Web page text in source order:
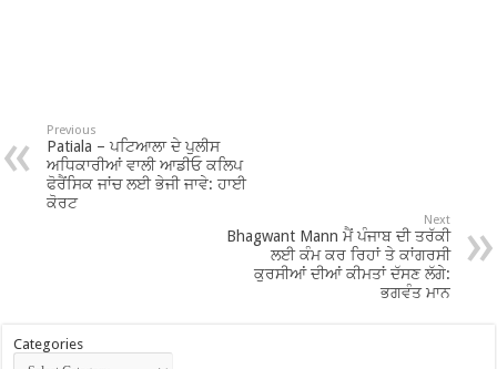
Previous
Patiala – ਪਟਿਆਲਾ ਦੇ ਪੁਲੀਸ
ਅਧਿਕਾਰੀਆਂ ਵਾਲੀ ਆਡੀਓ ਕਲਿਪ
ਫੋਰੈਂਸਿਕ ਜਾਂਚ ਲਈ ਭੇਜੀ ਜਾਵੇ: ਹਾਈ
ਕੋਰਟ
Next
Bhagwant Mann ਮੈਂ ਪੰਜਾਬ ਦੀ ਤਰੱਕੀ
ਲਈ ਕੰਮ ਕਰ ਰਿਹਾਂ ਤੇ ਕਾਂਗਰਸੀ
ਕੁਰਸੀਆਂ ਦੀਆਂ ਕੀਮਤਾਂ ਦੱਸਣ ਲੱਗੇ:
ਭਗਵੰਤ ਮਾਨ
Categories